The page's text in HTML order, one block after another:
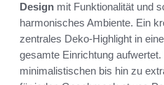
Design mit Funktionalität und
harmonisches Ambiente. Ein
zentrales Deko-Highlight in
gesamte Einrichtung
minimalistischen bis hin zu